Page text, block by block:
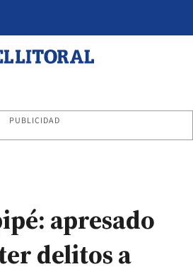
PUBLICIDAD
apresado
delitos a